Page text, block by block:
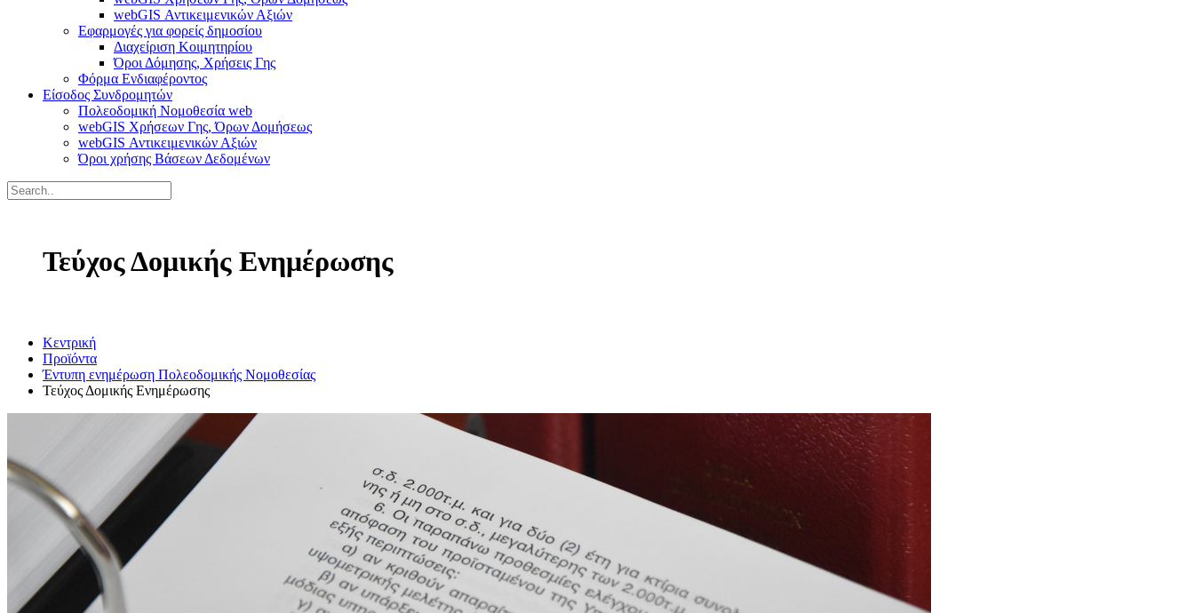
webGIS Αντικειμενικών Αξιών
Εφαρμογές για φορείς δημοσίου
Διαχείριση Κοιμητηρίου
Όροι Δόμησης, Χρήσεις Γης
Φόρμα Ενδιαφέροντος
Είσοδος Συνδρομητών
Πολεοδομική Νομοθεσία web
webGIS Χρήσεων Γης, Όρων Δομήσεως
webGIS Αντικειμενικών Αξιών
Όροι χρήσης Βάσεων Δεδομένων
Τεύχος Δομικής Ενημέρωσης
Κεντρική
Προϊόντα
Έντυπη ενημέρωση Πολεοδομικής Νομοθεσίας
Τεύχος Δομικής Ενημέρωσης